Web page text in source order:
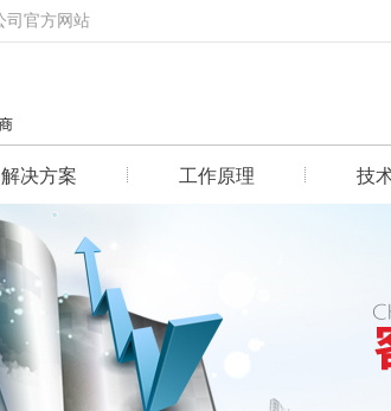
司官方网站
解决方案 工作原理 技